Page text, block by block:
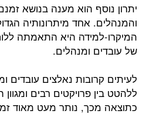
יתרון נוסף הוא מענה בנושא
והמנהלים. אחד מיתרונותיה
המיקרו-למידה היא התאמתה
של עובדים ומנהלים.
לעיתים קרובות נאלצים עובדים
ללהטט בין פרויקטים רבים
כתוצאה מכך, נותר מעט מאוד